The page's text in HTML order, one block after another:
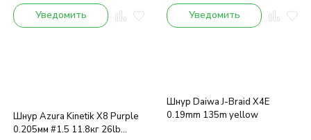
Уведомить Уведомить
Шнур Azura Kinetik X8 Purple
0.205мм #1.5 11.8кг 26lb
Шнур Daiwa J-Braid X4E
0.19mm 135m yellow